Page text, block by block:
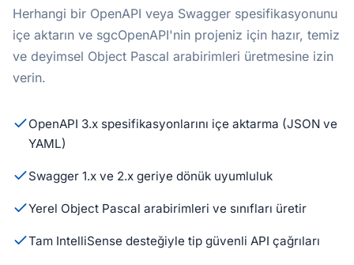
Herhangi bir OpenAPI veya Swagger spesifikasyonunu
içe aktarın ve sgcOpenAPI'nin projeniz için hazır, temiz
ve deyimsel Object Pascal arabirimleri üretmesine izin
verin.
OpenAPI 3.x spesifikasyonlarını içe aktarma (JSON ve
YAML)
Swagger 1.x ve 2.x geriye dönük uyumluluk
Yerel Object Pascal arabirimleri ve sınıfları üretir
Tam IntelliSense desteğiyle tip güvenli API çağrıları